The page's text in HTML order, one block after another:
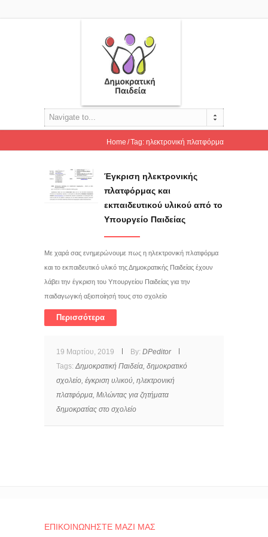
Navigate to...
Home Tag: ηλεκτρονική πλατφόρμα
Έγκριση ηλεκτρονικής
πλατφόρμας και
εκπαιδευτικού υλικού από το
Υπουργείο Παιδείας
Με χαρά σας ενημερώνουμε πως η ηλεκτρονική πλατφόρμα
και το εκπαιδευτικό υλικό της Δημοκρατικής Παιδείας έχουν
λάβει την έγκριση του Υπουργείου Παιδείας για την
παιδαγωγική αξιοποίησή τους στο σχολείο
Περισσότερα
19 Μαρτίου, 2019 By: DPeditor
Tags: Δημοκρατική Παιδεία, δημοκρατικό
σχολείο, έγκριση υλικού, ηλεκτρονική
πλατφόρμα, Μιλώντας για ζητήματα
δημοκρατίας στο σχολείο
ΕΠΙΚΟΙΝΩΝΉΣΤΕ ΜΑΖΊ ΜΑΣ